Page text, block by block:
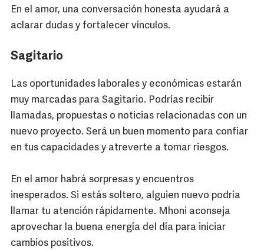
En el amor, una conversación honesta ayudará a
aclarar dudas y fortalecer vínculos.
Sagitario
Las oportunidades laborales y económicas estarán
muy marcadas para Sagitario. Podrías recibir
llamadas, propuestas o noticias relacionadas con un
nuevo proyecto. Será un buen momento para confiar
en tus capacidades y atreverte a tomar riesgos.
En el amor habrá sorpresas y encuentros
inesperados. Si estás soltero, alguien nuevo podría
llamar tu atención rápidamente. Mhoni aconseja
aprovechar la buena energía del día para iniciar
cambios positivos.